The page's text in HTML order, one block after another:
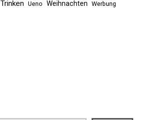
Trinken Ueno Weihnachten Werbung